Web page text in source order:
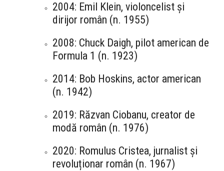
2004: Emil Klein, violoncelist și
dirijor român (n. 1955)
2008: Chuck Daigh, pilot american de
Formula 1 (n. 1923)
2014: Bob Hoskins, actor american
(n. 1942)
2019: Răzvan Ciobanu, creator de
modă român (n. 1976)
2020: Romulus Cristea, jurnalist și
revoluționar român (n. 1967)